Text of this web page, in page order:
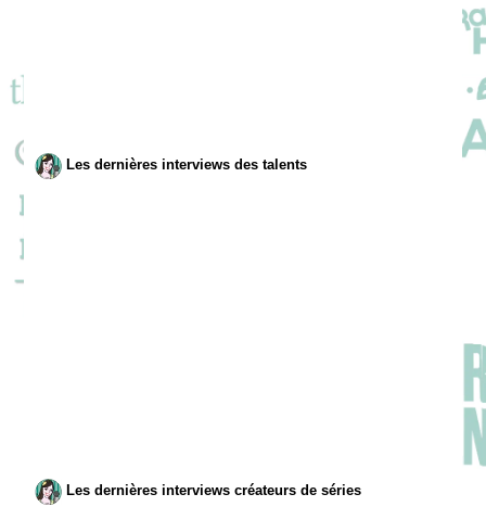
Les dernières interviews des talents
Les dernières interviews créateurs de séries